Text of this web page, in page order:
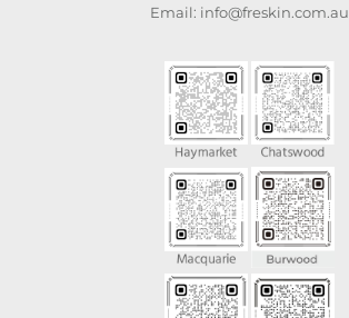
Email: info@freskin.com.au